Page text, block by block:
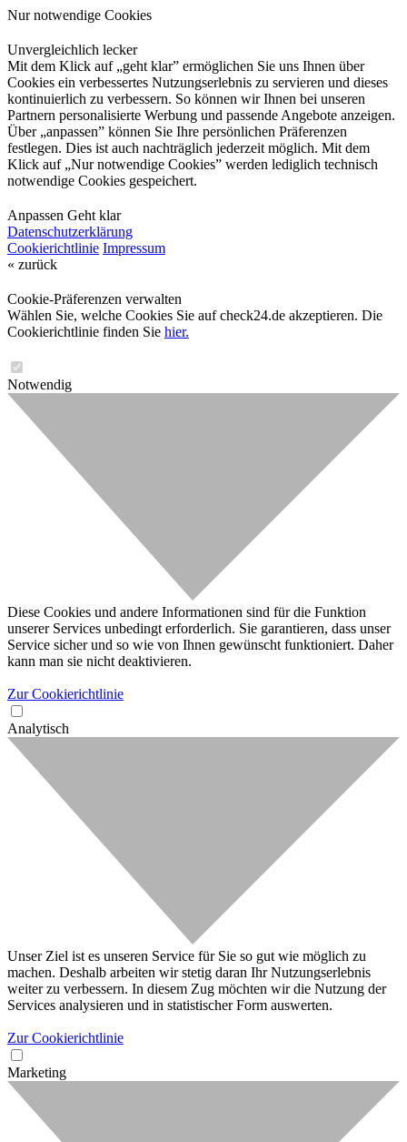
Nur notwendige Cookies
Unvergleichlich lecker
Mit dem Klick auf „geht klar” ermöglichen Sie uns Ihnen über
Cookies ein verbessertes Nutzungserlebnis zu servieren und dieses
kontinuierlich zu verbessern. So können wir Ihnen bei unseren
Partnern personalisierte Werbung und passende Angebote anzeigen.
Über „anpassen” können Sie Ihre persönlichen Präferenzen
festlegen. Dies ist auch nachträglich jederzeit möglich. Mit dem
Klick auf „Nur notwendige Cookies” werden lediglich technisch
notwendige Cookies gespeichert.
Anpassen Geht klar
Datenschutzerklärung
Cookierichtlinie Impressum
« zurück
Cookie-Präferenzen verwalten
Wählen Sie, welche Cookies Sie auf check24.de akzeptieren. Die
Cookierichtlinie finden Sie hier.
Notwendig
Diese Cookies und andere Informationen sind für die Funktion
unserer Services unbedingt erforderlich. Sie garantieren, dass unser
Service sicher und so wie von Ihnen gewünscht funktioniert. Daher
kann man sie nicht deaktivieren.
Zur Cookierichtlinie
Analytisch
Unser Ziel ist es unseren Service für Sie so gut wie möglich zu
machen. Deshalb arbeiten wir stetig daran Ihr Nutzungserlebnis
weiter zu verbessern. In diesem Zug möchten wir die Nutzung der
Services analysieren und in statistischer Form auswerten.
Zur Cookierichtlinie
Marketing